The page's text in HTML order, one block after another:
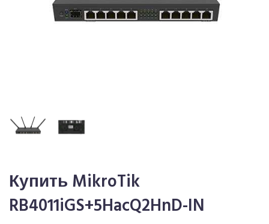
Купить MikroTik
RB4011iGS+5HacQ2HnD-IN